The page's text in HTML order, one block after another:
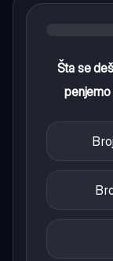
Šta se